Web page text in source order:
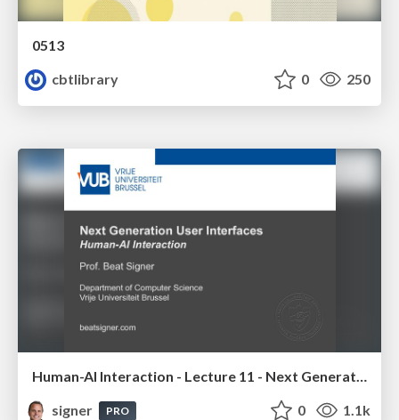
0513
cbtlibrary
0 250
Human-AI Interaction - Lecture 11 - Next Generation User Interfaces (4018166FNR)
signer
PRO 0 1.1k